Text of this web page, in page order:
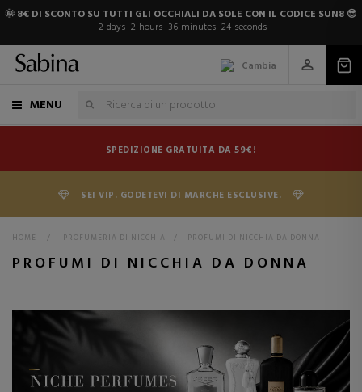
🌞 8€ DI SCONTO SU TUTTI GLI OCCHIALI DA SOLE CON IL CODICE SUN8 😎
2 days 2 hours 36 minutes 22 seconds
Cambia
MENU
SPEDIZIONE GRATUITA DA 59€!
SEI VIP. GODETEVI DI MARCHE ESCLUSIVE.
HOME > PROFUMERIA DI NICCHIA > PROFUMI DI NICCHIA DA DONNA
PROFUMI DI NICCHIA DA DONNA